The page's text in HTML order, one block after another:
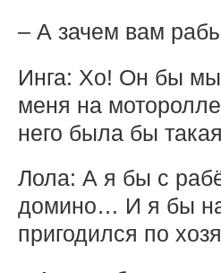
– А зачем вам
Инга: Хо! Он бы
меня на
него была бы
Лола: А я бы с
домино… И я бы
пригодился по